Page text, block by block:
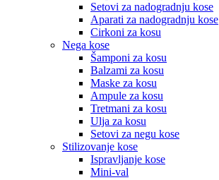
Setovi za nadogradnju kose
Aparati za nadogradnju kose
Cirkoni za kosu
Nega kose
Šamponi za kosu
Balzami za kosu
Maske za kosu
Ampule za kosu
Tretmani za kosu
Ulja za kosu
Setovi za negu kose
Stilizovanje kose
Ispravljanje kose
Mini-val